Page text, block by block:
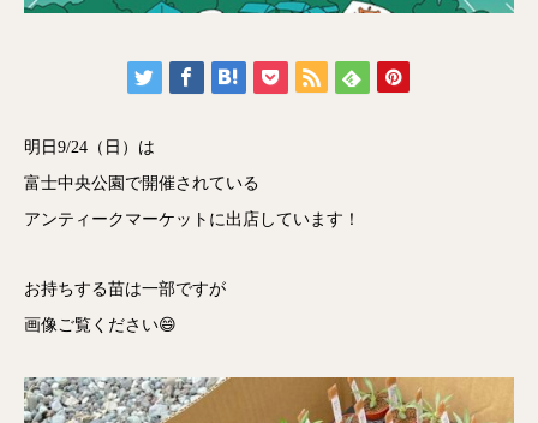
明日9/24（日）は
富士中央公園で開催されている
アンティークマーケットに出店しています！
お持ちする苗は一部ですが
画像ご覧ください😄